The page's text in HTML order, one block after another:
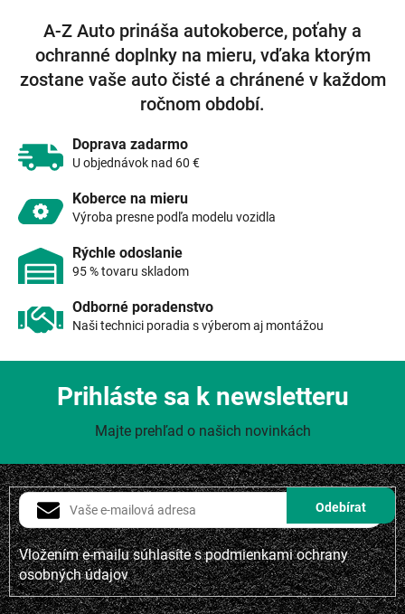
á
d
a
c
i
e
v
A-Z Auto prináša autokoberce, poťahy a
ochranné doplnky na mieru, vďaka ktorým
zostane vaše auto čisté a chránené v každom
ročnom období.
Doprava zadarmo
U objednávok nad 60 €
Koberce na mieru
Výroba presne podľa modelu vozidla
Rýchle odoslanie
95 % tovaru skladom
Odborné poradenstvo
Naši technici poradia s výberom aj montážou
Vložením e-mailu súhlasíte spodmienkami ochrany
osobných údajov
Prihláste sa k newsletteru
Majte prehľad o našich novinkách